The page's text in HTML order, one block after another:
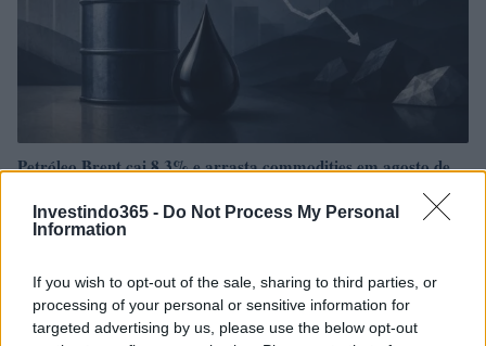
Investindo365 - Do Not Process My Personal
Information
If you wish to opt-out of the sale, sharing to third parties, or
processing of your personal or sensitive information for
targeted advertising by us, please use the below opt-out
Petróleo Brent cai 8.3% e arrasta commodities em agosto de
Rafael Oliveira · 6 ago 2026